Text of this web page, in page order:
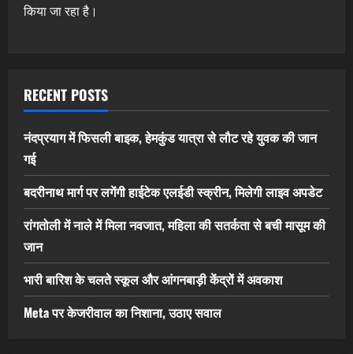
किया जा रहा है।
RECENT POSTS
नंदप्रयाग में फिसली बाइक, हेमकुंड यात्रा से लौट रहे युवक की जान
गई
बदरीनाथ मार्ग पर लगेंगी हाईटेक एलईडी स्क्रीन, मिलेगी लाइव अपडेट
रांगतोली में नाले में मिला नवजात, महिला की सतर्कता से बची मासूम की
जान
भारी बारिश के चलते स्कूल और आंगनबाड़ी केंद्रों में अवकाश
Meta पर केजरीवाल का निशाना, उठाए सवाल